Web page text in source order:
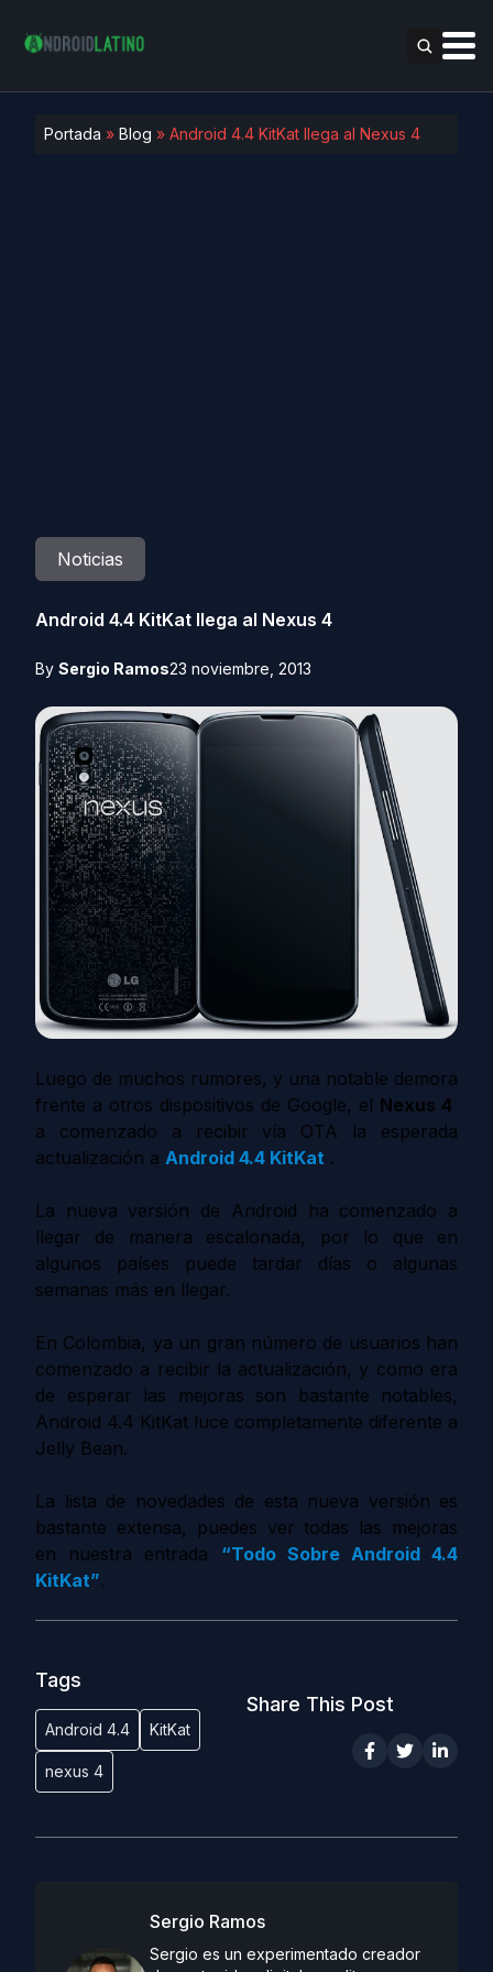
Portada » Blog » Android 4.4 KitKat llega al Nexus 4
Noticias
Android 4.4 KitKat llega al Nexus 4
By Sergio Ramos23 noviembre, 2013
Luego de muchos rumores, y una notable demora
frente a otros dispositivos de Google, el Nexus 4
a comenzado a recibir vía OTA la esperada
actualización a Android 4.4 KitKat .
La nueva versión de Android ha comenzado a
llegar de manera escalonada, por lo que en
algunos países puede tardar días o algunas
semanas más en llegar.
En Colombia, ya un gran número de usuarios han
comenzado a recibir la actualización, y como era
de esperar las mejoras son bastante notables,
Android 4.4 KitKat luce completamente diferente a
Jelly Bean.
La lista de novedades de esta nueva versión es
bastante extensa, puedes ver todas las mejoras
en nuestra entrada “Todo Sobre Android 4.4
KitKat”.
Tags
Android 4.4 KitKat
nexus 4
Share This Post
Sergio Ramos
Sergio es un experimentado creador